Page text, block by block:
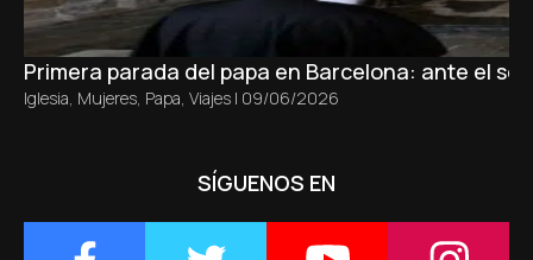
Primera parada del papa en Barcelona: ante el
Iglesia, Mujeres, Papa, Viajes | 09/06/2026
SÍGUENOS EN